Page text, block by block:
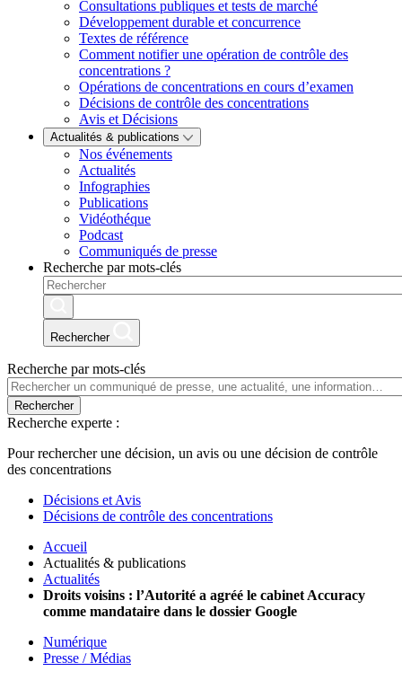
Consultations publiques et tests de marché
Développement durable et concurrence
Textes de référence
Comment notifier une opération de contrôle des
concentrations ?
Opérations de concentrations en cours d’examen
Décisions de contrôle des concentrations
Avis et Décisions
Actualités & publications
Nos événements
Actualités
Infographies
Publications
Vidéothéque
Podcast
Communiqués de presse
Recherche par mots-clés
Rechercher
Recherche par mots-clés
Rechercher
Recherche experte :
Pour rechercher une décision, un avis ou une décision de contrôle
des concentrations
Décisions et Avis
Décisions de contrôle des concentrations
Accueil
Actualités & publications
Actualités
Droits voisins : l’Autorité a agréé le cabinet Accuracy
comme mandataire dans le dossier Google
Numérique
Presse / Médias